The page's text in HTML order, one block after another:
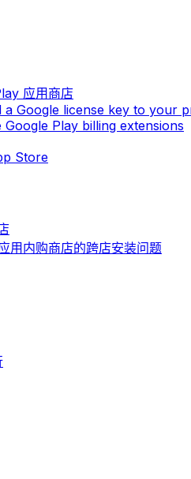
应用商店
a Google license key to your
Google Play billing extensions
Store
用内购商店的跨店安装问题